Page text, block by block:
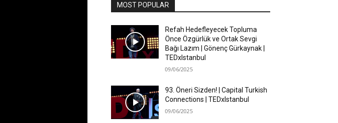
MOST POPULAR
Refah Hedefleyecek Topluma
Önce Özgürlük ve Ortak Sevgi
Bağı Lazım | Gönenç Gürkaynak |
TEDxIstanbul
09/06/2025
93. Öneri Sizden! | Capital Turkish
Connections | TEDxIstanbul
09/06/2025